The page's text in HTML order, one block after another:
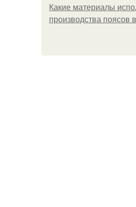
Какие материалы
производства поясов